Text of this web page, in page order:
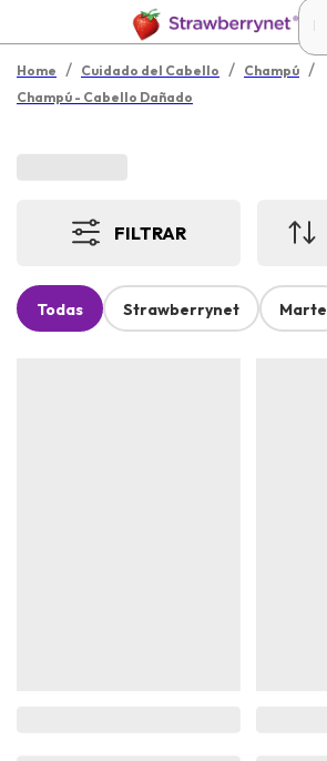
Home / Cuidado del Cabello / Champú /
Champú - Cabello Dañado
FILTRAR
Todas Strawberrynet Marte